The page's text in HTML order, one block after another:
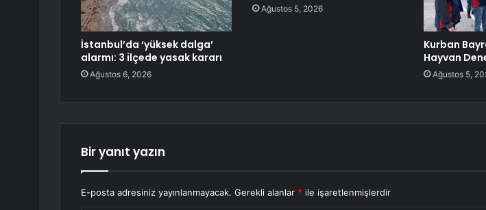
İstanbul’da ‘yüksek dalga’
alarmı: 3 ilçede yasak kararı
Ağustos 6, 2026
Ağustos 5, 2026
Kurban
Hayvan
Ağustos 5,
Bir yanıt yazın
E-posta adresiniz yayınlanmayacak. Gerekli alanlar * ile işaretlenmişlerdir